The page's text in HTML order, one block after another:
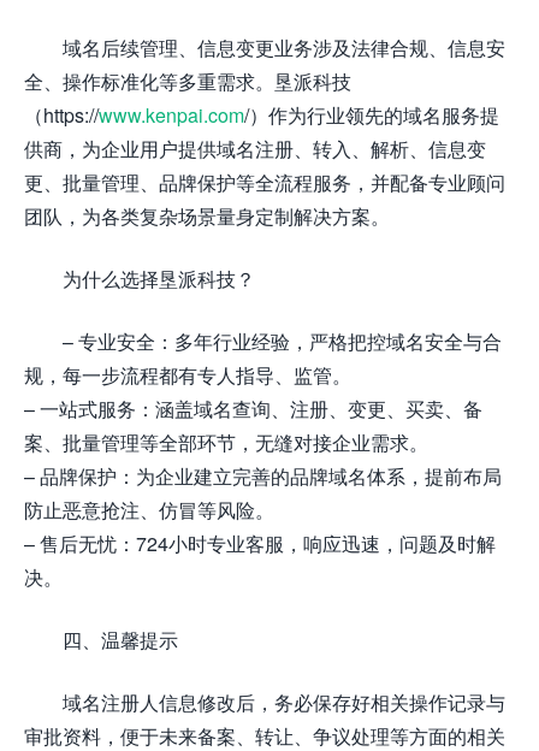
域名后续管理、信息变更业务涉及法律合规、信息安
全、操作标准化等多重需求。垦派科技
（https://www.kenpai.com/）作为行业领先的域名服务提
供商，为企业用户提供域名注册、转入、解析、信息变
更、批量管理、品牌保护等全流程服务，并配备专业顾问
团队，为各类复杂场景量身定制解决方案。
为什么选择垦派科技？
– 专业安全：多年行业经验，严格把控域名安全与合
规，每一步流程都有专人指导、监管。
– 一站式服务：涵盖域名查询、注册、变更、买卖、备
案、批量管理等全部环节，无缝对接企业需求。
– 品牌保护：为企业建立完善的品牌域名体系，提前布局
防止恶意抢注、仿冒等风险。
– 售后无忧：724小时专业客服，响应迅速，问题及时解
决。
四、温馨提示
域名注册人信息修改后，务必保存好相关操作记录与
审批资料，便于未来备案、转让、争议处理等方面的相关